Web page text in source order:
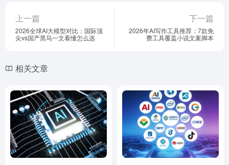
上一篇
2026全球AI大模型对比：国际顶
尖vs国产黑马一文看懂怎么选
下一篇
2026年AI写作工具推荐：7款免
费工具覆盖小说文案脚本
相关文章